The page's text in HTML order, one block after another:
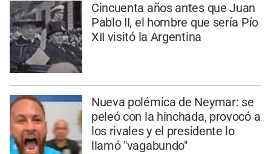
Cincuenta años antes que Juan
Pablo II, el hombre que sería Pío
XII visitó la Argentina
Nueva polémica de Neymar: se
peleó con la hinchada, provocó a
los rivales y el presidente lo
llamó "vagabundo"